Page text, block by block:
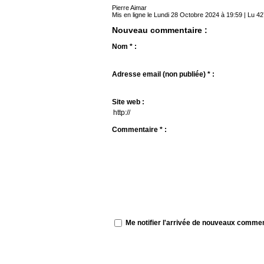
Pierre Aimar
Mis en ligne le Lundi 28 Octobre 2024 à 19:59 | Lu
Nouveau commentaire :
Nom * :
Adresse email (non publiée) * :
Site web :
Commentaire * :
Me notifier l'arrivée de nouveaux